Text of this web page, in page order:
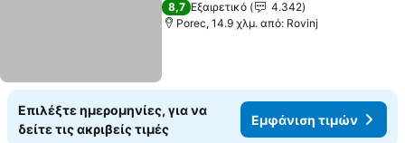
8,7 Εξαιρετικό
4.342
Porec, 14.9 χλμ. από: Rovinj
Επιλέξτε ημερομηνίες, για να
δείτε τις ακριβείς τιμές
Εμφάνιση τιμών